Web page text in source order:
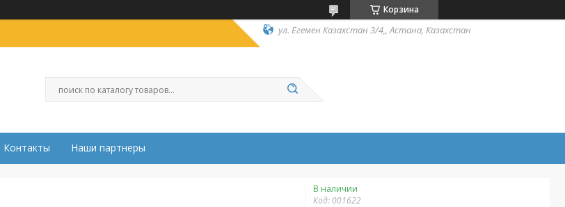
Корзина
ул. Егемен Казахстан 3/4,, Астана, Казахстан
Контакты Наши партнеры
В наличии
Код: 001622